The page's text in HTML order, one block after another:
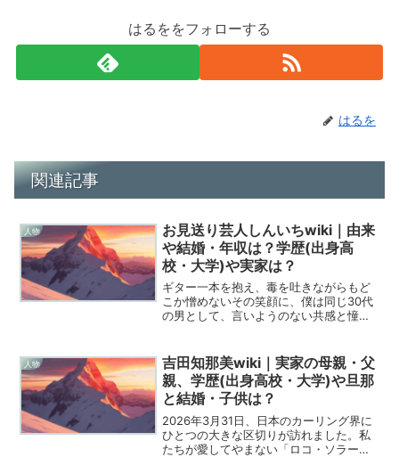
はるををフォローする
はるを
関連記事
人物
お見送り芸人しんいちwiki｜由来
や結婚・年収は？学歴(出身高
校・大学)や実家は？
ギター一本を抱え、毒を吐きながらもど
こか憎めないその笑顔に、僕は同じ30代
の男として、言いようのない共感と憧れ
涙と歓喜の瞬間から、彼の物語は新たな
章へと突入しま...
人物
吉田知那美wiki｜実家の母親・父
親、学歴(出身高校・大学)や旦那
と結婚・子供は？
2026年3月31日、日本のカーリング界に
ひとつの大きな区切りが訪れました。私
たちが愛してやまない「ロコ・ソラー